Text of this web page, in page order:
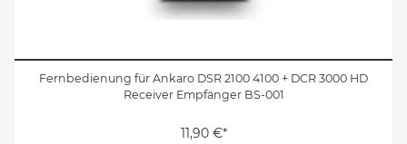
Fernbedienung für Ankaro DSR 2100 4100 + DCR 3000 HD
Receiver Empfänger BS-001
11,90 €*